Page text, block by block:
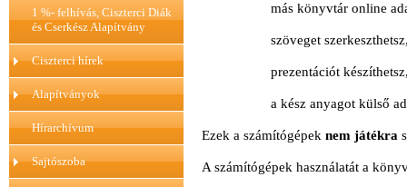
1 %- felhívás, Ciszterci Diák
és Cserkész Alapítvány
Ciszterci hírek
Alapítványok
Hírarchívum
Sajtószoba
más könyvtár online
szöveget
prezentációt
a kész anyagot külső
Ezek a számítógépek nem játékra
A számítógépek használatát a